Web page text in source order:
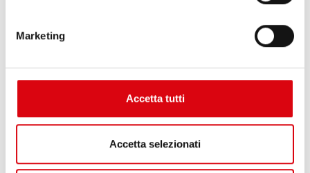
Marketing
Accetta tutti
Accetta selezionati
Le migliori e più potenti batterie Banner. Potenza
delle principali case automobilistiche europee.
SERVIZIO DI VENDITA E INSTALLAZIONE >